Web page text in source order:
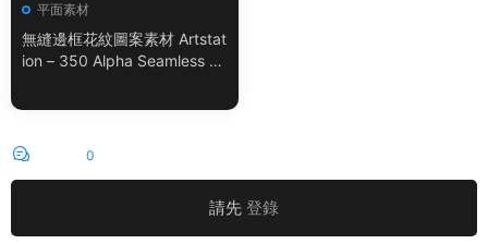
平面素材
無縫邊框花紋圖案素材 Artstat
ion – 350 Alpha Seamless Bo
0
請先 登錄